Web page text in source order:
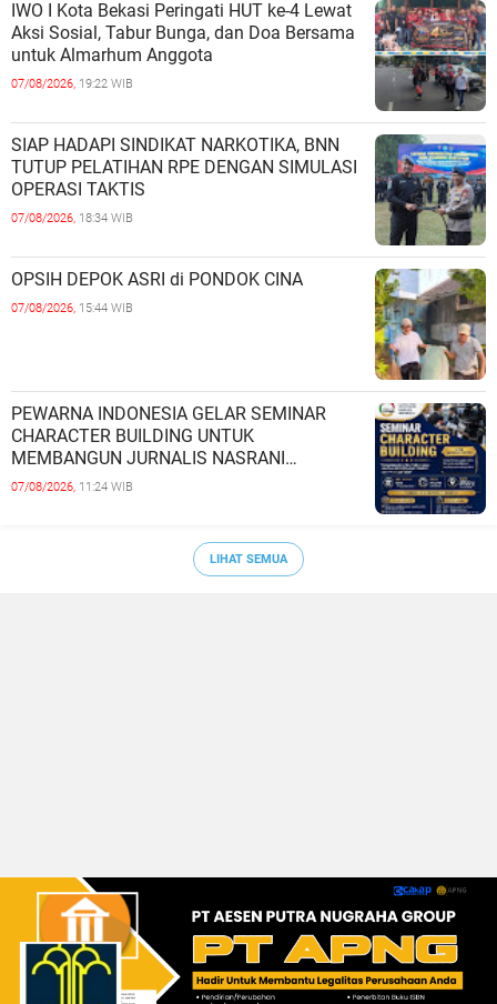
IWO I Kota Bekasi Peringati HUT ke-4 Lewat
Aksi Sosial, Tabur Bunga, dan Doa Bersama
untuk Almarhum Anggota
07/08/2026, 19:22 WIB
SIAP HADAPI SINDIKAT NARKOTIKA, BNN
TUTUP PELATIHAN RPE DENGAN SIMULASI
OPERASI TAKTIS
07/08/2026, 18:34 WIB
OPSIH DEPOK ASRI di PONDOK CINA
07/08/2026, 15:44 WIB
PEWARNA INDONESIA GELAR SEMINAR
CHARACTER BUILDING UNTUK
MEMBANGUN JURNALIS NASRANI
BERINTEGRITAS DAN BERDAMPAK*
07/08/2026, 11:24 WIB
LIHAT SEMUA